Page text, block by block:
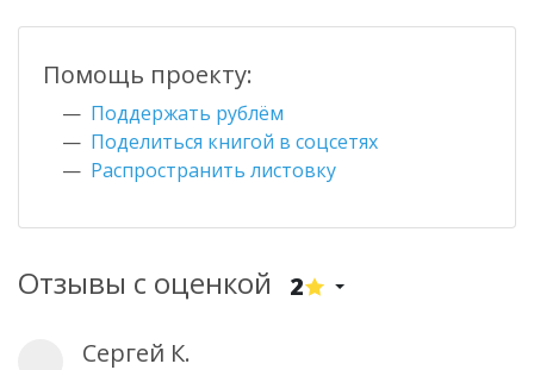
Отзывы с оценкой 2
Сергей К.
Помощь проекту:
Поддержать рублём
Поделиться книгой в соцсетях
Распространить листовку